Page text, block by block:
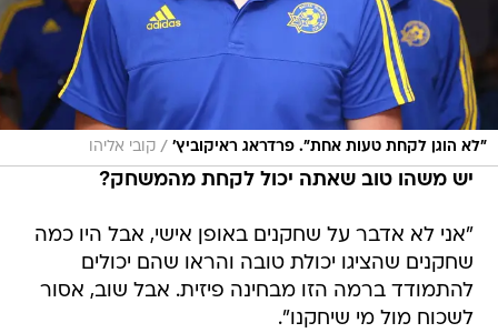
"לא הוגן לקחת טעות אחת". פרדראג ראיקוביץ' / קובי אליהו
יש משהו טוב שאתה יכול לקחת מהמשחק?
"אני לא אדבר על שחקנים באופן אישי, אבל היו כמה
שחקנים שהציגו יכולת טובה והראו שהם יכולים
להתמודד ברמה הזו מבחינה פיזית. אבל שוב, אסור
לשכוח מול מי שיחקנו".